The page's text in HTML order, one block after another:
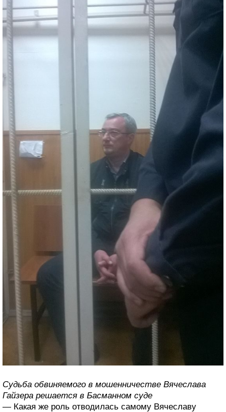
Судьба обвиняемого в мошенничестве Вячеслава
Гайзера решается в Басманном суде
— Какая же роль отводилась самому Вячеславу